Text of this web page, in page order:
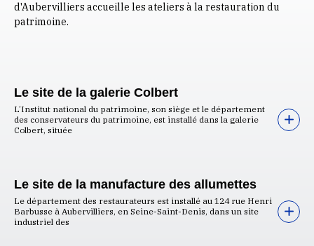
d'Aubervilliers accueille les ateliers à la restauration du
patrimoine.
Le site de la galerie Colbert
L’Institut national du patrimoine, son siège et le département
des conservateurs du patrimoine, est installé dans la galerie
Colbert, située
Le site de la manufacture des allumettes
Le département des restaurateurs est installé au 124 rue Henri
Barbusse à Aubervilliers, en Seine-Saint-Denis, dans un site
industriel des